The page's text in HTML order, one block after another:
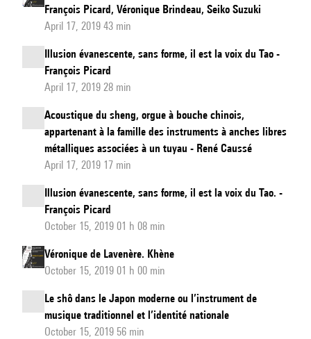
François Picard, Véronique Brindeau, Seiko Suzuki
April 17, 2019 43 min
Illusion évanescente, sans forme, il est la voix du Tao -
François Picard
April 17, 2019 28 min
Acoustique du sheng, orgue à bouche chinois,
appartenant à la famille des instruments à anches libres
métalliques associées à un tuyau - René Caussé
April 17, 2019 17 min
Illusion évanescente, sans forme, il est la voix du Tao. -
François Picard
October 15, 2019 01 h 08 min
Véronique de Lavenère. Khène
October 15, 2019 01 h 00 min
Le shô dans le Japon moderne ou l’instrument de
musique traditionnel et l’identité nationale
October 15, 2019 56 min